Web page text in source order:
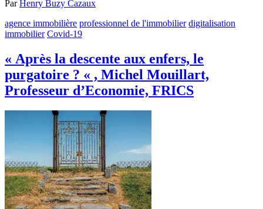
ParHenry Buzy Cazaux
agence immobilière professionnel de l'immobilier digitalisation
immobilier Covid-19
« Après la descente aux enfers, le
purgatoire ? « , Michel Mouillart,
Professeur d’Economie, FRICS